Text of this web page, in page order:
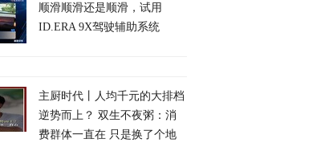
顺滑顺滑还是顺滑，试用
ID.ERA 9X驾驶辅助系统
主厨时代丨人均千元的大排档
逆势而上？ 双生不夜粥：消
费群体一直在 只是换了个地